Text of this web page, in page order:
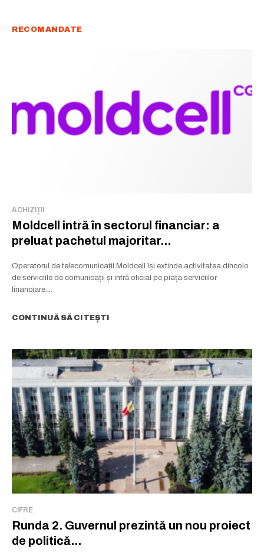
RECOMANDATE
ACHIZIȚII
Moldcell intră în sectorul financiar: a
preluat pachetul majoritar...
Operatorul de telecomunicații Moldcell își extinde activitatea dincolo
de serviciile de comunicații și intră oficial pe piața serviciilor
financiare....
CONTINUĂ SĂ CITEȘTI
CIFRE
Runda 2. Guvernul prezintă un nou proiect
de politică...